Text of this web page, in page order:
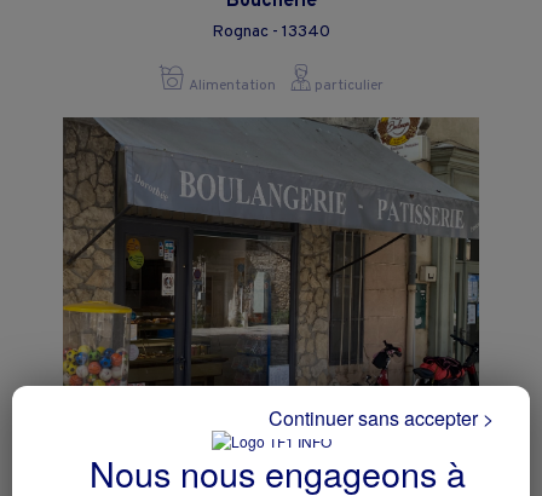
Rognac - 13340
Alimentation particulier
Boulangerie - Pâtisserie
Mornas - 84550
Nous nous engageons à
Continuer sans accepter >